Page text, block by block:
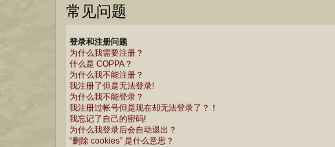
常见问题
登录和注册问题
为什么我需要注册？
什么是 COPPA？
为什么我不能注册？
我注册了但是无法登录!
为什么我不能登录？
我注册过帐号但是现在却无法登录了？！
我忘记了自己的密码!
为什么我登录后会自动退出？
“删除 cookies” 是什么意思？